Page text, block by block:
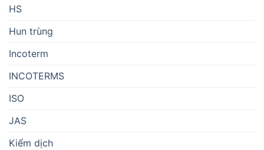
HS
Hun trùng
Incoterm
INCOTERMS
ISO
JAS
Kiểm dịch